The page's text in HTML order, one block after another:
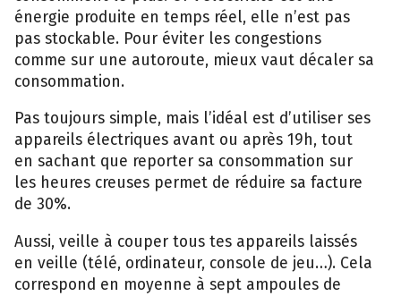
énergie produite en temps réel, elle n’est pas
pas stockable. Pour éviter les congestions
comme sur une autoroute, mieux vaut décaler sa
consommation.
Pas toujours simple, mais l’idéal est d’utiliser ses
appareils électriques avant ou après 19h, tout
en sachant que reporter sa consommation sur
les heures creuses permet de réduire sa facture
de 30%.
Aussi, veille à couper tous tes appareils laissés
en veille (télé, ordinateur, console de jeu…). Cela
correspond en moyenne à sept ampoules de